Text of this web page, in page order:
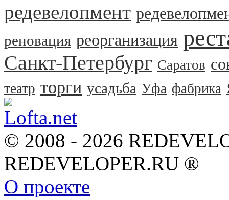
редевелопмент
реновация реорганизация
Санкт-Петербург Саратов
театр торги усадьба Уфа фабрика
© 2008 - 2026
REDEVELOPER.RU ®
О проекте